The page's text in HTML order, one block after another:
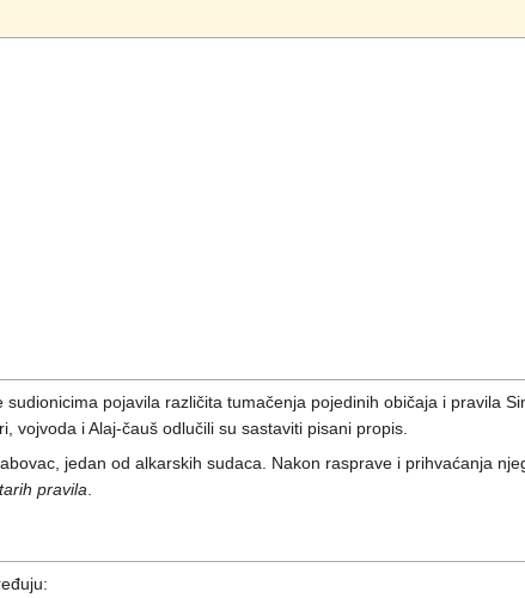
pojavila različita tumačenja pojedinih običaja i pravila
vojvoda i Alaj-čauš odlučili su sastaviti pisani propis.
jedan od alkarskih sudaca. Nakon rasprave i prihvaćanja
pravila